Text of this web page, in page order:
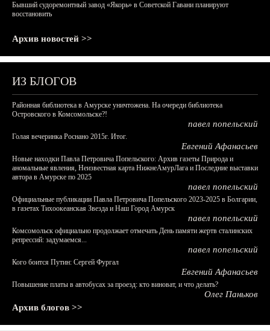
Бывший судоремонтный завод «Якорь» в Советской Гавани планируют
восстановить
Архив новостей >>
ИЗ БЛОГОВ
Районная библиотека в Амурске уничтожена. На очереди библиотека
Островского в Комсомольске?!
павел попельский
Голая вечеринка Роснано 2015г. Итог.
Евгений Афанасьев
Новые находки Павла Петровича Попельского: Архив газеты Природа и
аномальные явления, Неизвестная карта НижнеАмурЛага и Последние выставки
автора в Амурске по 2025
павел попельский
Официальные публикации Павла Петровича Попельского 2023-2025 в Болгарии,
в газетах Тихоокеанская Звезда и Наш Город Амурск
павел попельский
Комсомольск официально продолжает отмечать День памяти жертв сталинских
репрессий: задумаемся...
павел попельский
Кого боится Путин: Сергей Фургал
Евгений Афанасьев
Повышение платы в автобусах за проезд: кто виноват, и что делать?
Олег Паньков
Архив блогов >>